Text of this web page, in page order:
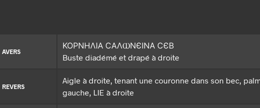
AVERS
ΚΟΡΝΗΛΙΑ ϹΑΛⲰΝЄΙΝΑ ϹЄΒ
Buste diadémé et drapé à droite
REVERS
Aigle à droite, tenant une couronne dans son bec,
gauche, LIE à droite